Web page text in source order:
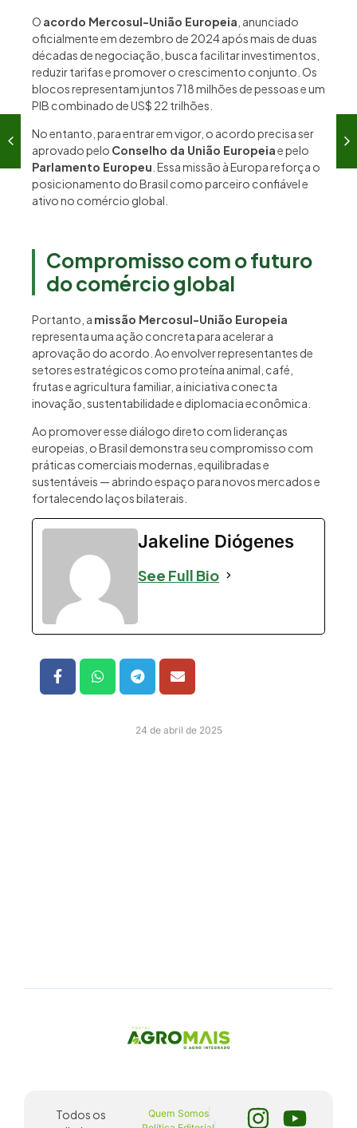
O acordo Mercosul-União Europeia , anunciado
oficialmente em dezembro de 2024 após mais de duas
décadas de negociação, busca facilitar investimentos,
reduzir tarifas e promover o crescimento conjunto. Os
blocos representam juntos 718 milhões de pessoas e um
PIB combinado de US$ 22 trilhões.
No entanto, para entrar em vigor, o acordo precisa ser
aprovado pelo Conselho da União Europeiae pelo
Parlamento Europeu . Essa missão à Europa reforça o
posicionamento do Brasil como parceiro confiável e
ativo no comércio global.
Compromisso com o futuro
do comércio global
Portanto, a missão Mercosul-União Europeia
representa uma ação concreta para acelerar a
aprovação do acordo. Ao envolver representantes de
setores estratégicos como proteína animal, café,
frutas e agricultura familiar, a iniciativa conecta
inovação, sustentabilidade e diplomacia econômica.
Ao promover esse diálogo direto com lideranças
europeias, o Brasil demonstra seu compromisso com
práticas comerciais modernas, equilibradas e
sustentáveis — abrindo espaço para novos mercados e
fortalecendo laços bilaterais.
Jakeline Diógenes
See Full Bio
24 de abril de 2025
Todos os
Quem Somos